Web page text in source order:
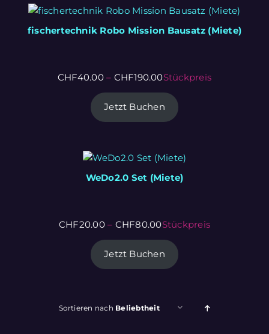
fischertechnik Robo Mission Bausatz (Miete)
CHF40.00– CHF190.00Stückpreis
Jetzt Buchen
WeDo2.0 Set (Miete)
CHF20.00– CHF80.00Stückpreis
Jetzt Buchen
Sortieren nach Beliebtheit